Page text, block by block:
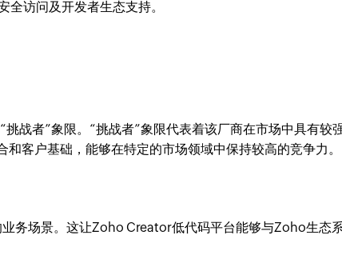
全访问及开发者生态支持。
战者”象限。“挑战者”象限代表着该厂商在市场中具有较
客户基础，能够在特定的市场领域中保持较高的竞争力。
务场景。这让Zoho Creator低代码平台能够与Zoho生态